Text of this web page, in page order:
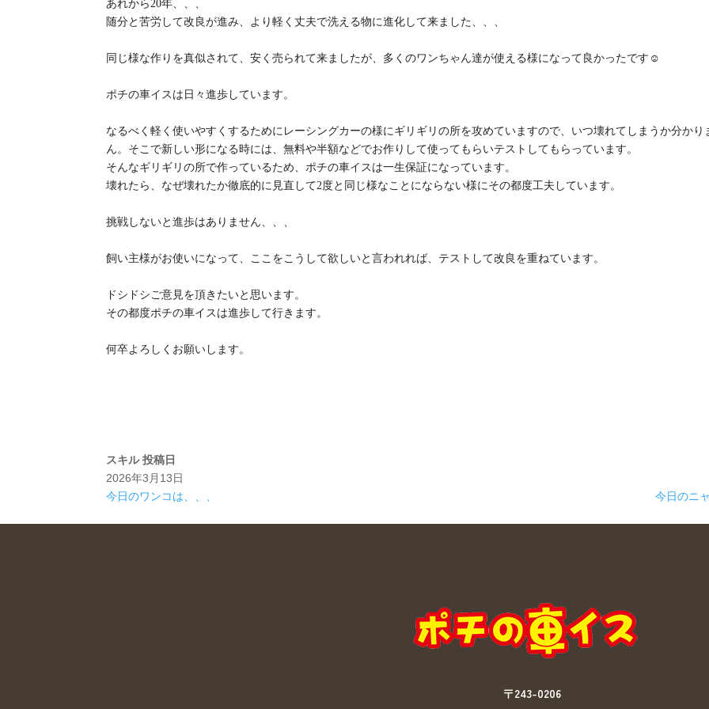
あれから20年、、、
随分と苦労して改良が進み、より軽く丈夫で洗える物に進化して来ました、、、
同じ様な作りを真似されて、安く売られて来ましたが、多くのワンちゃん達が使える様になって良かったです☺️
ポチの車イスは日々進歩しています。
なるべく軽く使いやすくするためにレーシングカーの様にギリギリの所を攻めていますので、いつ壊れてしまうか分かり
ん。そこで新しい形になる時には、無料や半額などでお作りして使ってもらいテストしてもらっています。
そんなギリギリの所で作っているため、ポチの車イスは一生保証になっています。
壊れたら、なぜ壊れたか徹底的に見直して2度と同じ様なことにならない様にその都度工夫しています。
挑戦しないと進歩はありません、、、
飼い主様がお使いになって、ここをこうして欲しいと言われれば、テストして改良を重ねています。
ドシドシご意見を頂きたいと思います。
その都度ポチの車イスは進歩して行きます。
何卒よろしくお願いします。
スキル 投稿日
2026年3月13日
今日のワンコは、、、
今日のニ
〒243-0206